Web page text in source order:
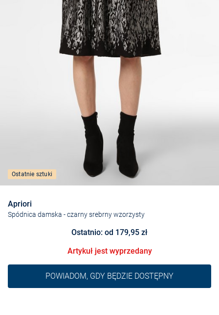
Ostatnie sztuki
Apriori
Spódnica damska - czarny srebrny wzorzysty
Ostatnio: od 179,95 zł
Artykuł jest wyprzedany
POWIADOM, GDY BĘDZIE DOSTĘPNY